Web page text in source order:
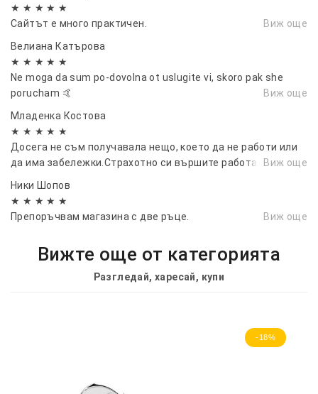
★ ★ ★ ★ ★
Сайтът е много практичен.
Виж още
Велиана Катърова
★ ★ ★ ★ ★
Ne moga da sum po-dovolna ot uslugite vi, skoro pak she
porucham 🤙
Виж още
Младенка Костова
★ ★ ★ ★ ★
Досега не съм получавала нещо, което да не работи или
да има забележки.Страхотно си вършите работата.Виж още
Ники Шопов
★ ★ ★ ★ ★
Препоръчвам магазина с две ръце.
Виж още
Вижте още от категорията
Разгледай, харесай, купи
-18%